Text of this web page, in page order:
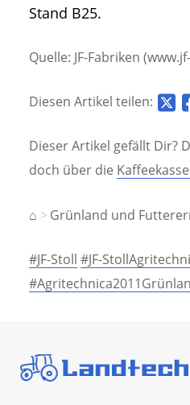
Stand B25.
Quelle: JF-Fabriken
Diesen Artikel teilen:
Dieser Artikel gefällt Dir?
doch über die
⌂ Grünland und
#JF-Stoll #JF-